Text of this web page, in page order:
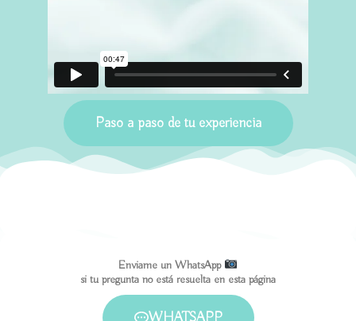
Paso a paso de tu experiencia
Enviame un WhatsApp
si tu pregunta no está resuelta en esta página